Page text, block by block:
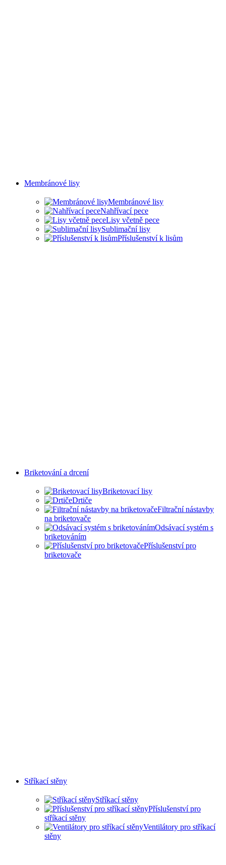
Membránové lisy
Membránové lisy
Nahřívací pece
Lisy včetně pece
Sublimační lisy
Příslušenství k lisům
Briketování a drcení
Briketovací lisy
Drtiče
Filtrační nástavby
na briketovače
Odsávací systém s
briketováním
Příslušenství pro
briketovače
Stříkací stěny
Stříkací stěny
Příslušenství pro
stříkací stěny
Ventilátory pro stříkací
stěny